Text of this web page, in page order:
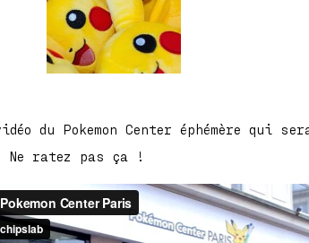
du Pokemon Center éphémère qui
ratez pas ça !